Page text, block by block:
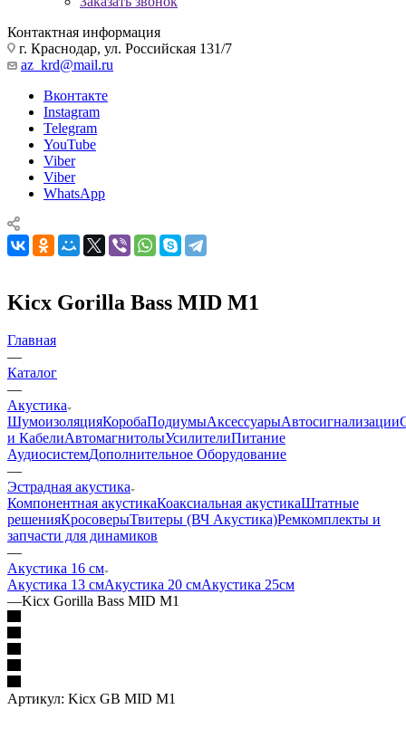
Контактная информация
г. Краснодар, ул. Российская 131/7
az_krd@mail.ru
Вконтакте
Instagram
Telegram
YouTube
Viber
Viber
WhatsApp
Kicx Gorilla Bass MID M1
Главная
—
Каталог
—
Акустика
ШумоизоляцияКоробаПодиумыАксессуарыАвтосигнализации
и КабелиАвтомагнитолыУсилителиПитание
АудиосистемДополнительное Оборудование
—
Эстрадная акустика
Компонентная акустикаКоаксиальная акустикаШтатные
решенияКросоверыТвитеры (ВЧ Акустика)Ремкомплекты и
запчасти для динамиков
—
Акустика 16 см
Акустика 13 смАкустика 20 смАкустика 25см
—Kicx Gorilla Bass MID M1
Артикул: Kicx GB MID M1